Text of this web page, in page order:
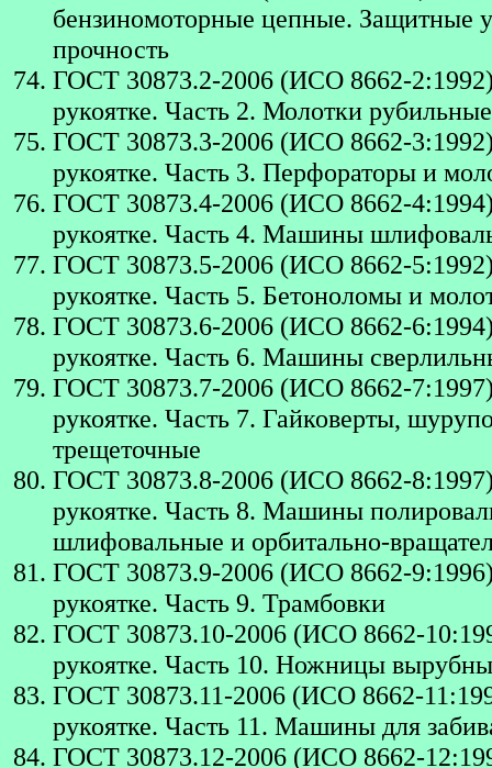
бензиномоторные цепные. Защитные
прочность
ГОСТ 30873.2-2006 (ИСО 8662-
рукоятке. Часть 2. Молотки
ГОСТ 30873.3-2006 (ИСО 8662-
рукоятке. Часть 3. Перфораторы и
ГОСТ 30873.4-2006 (ИСО 8662-
рукоятке. Часть 4. Машины
ГОСТ 30873.5-2006 (ИСО 8662-
рукоятке. Часть 5. Бетоноломы и
ГОСТ 30873.6-2006 (ИСО 8662-
рукоятке. Часть 6. Машины
ГОСТ 30873.7-2006 (ИСО 8662-
рукоятке. Часть 7. Гайковерты,
трещеточные
ГОСТ 30873.8-2006 (ИСО 8662-
рукоятке. Часть 8. Машины
шлифовальные и орбитально-
ГОСТ 30873.9-2006 (ИСО 8662-
рукоятке. Часть 9. Трамбовки
ГОСТ 30873.10-2006 (ИСО 8662-
рукоятке. Часть 10. Ножницы
ГОСТ 30873.11-2006 (ИСО 8662-
рукоятке. Часть 11. Машины для
ГОСТ 30873.12-2006 (ИСО 8662-